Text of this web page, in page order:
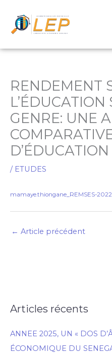
contenu
RENDEMENT
L’ÉDUCATION
GENRE: UNE
/ ETUDES
mamaye.thiongane_REMSES-
← Article précédent
Articles récents
ANNEE 2025, UN « DOS
ÉCONOMIQUE DU
R
c
h